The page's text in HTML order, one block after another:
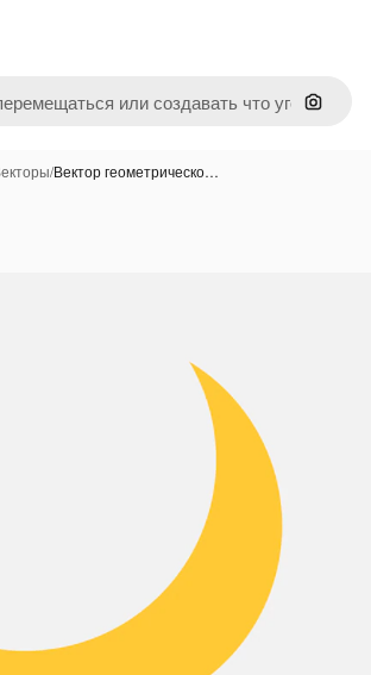
Поиск
/Вектор геометрическо…